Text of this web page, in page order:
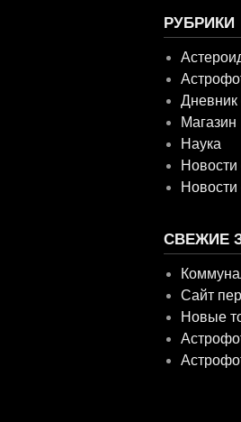
РУБРИКИ
Дневник
Магазин
Наука
Новости
Новости
СВЕЖИЕ
Сайт
Новые